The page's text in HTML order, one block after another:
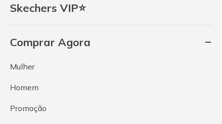
Skechers VIP⭐
Comprar Agora
Mulher
Homem
Promoção